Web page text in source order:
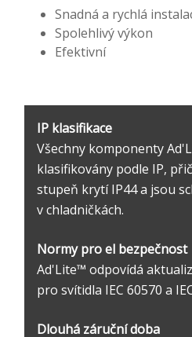
Snadná a rychlá
Spolehlivý výkon
Efektivní
IP klasifikace
Všechny komponenty
klasifikovány podle IP,
stupeň krytí IP44 a jsou
v chladničkách.
Normy pro el bezpečnost
Ad'Lite™ odpovídá
pro svítidla IEC 60570 a
Dlouhá záruční doba